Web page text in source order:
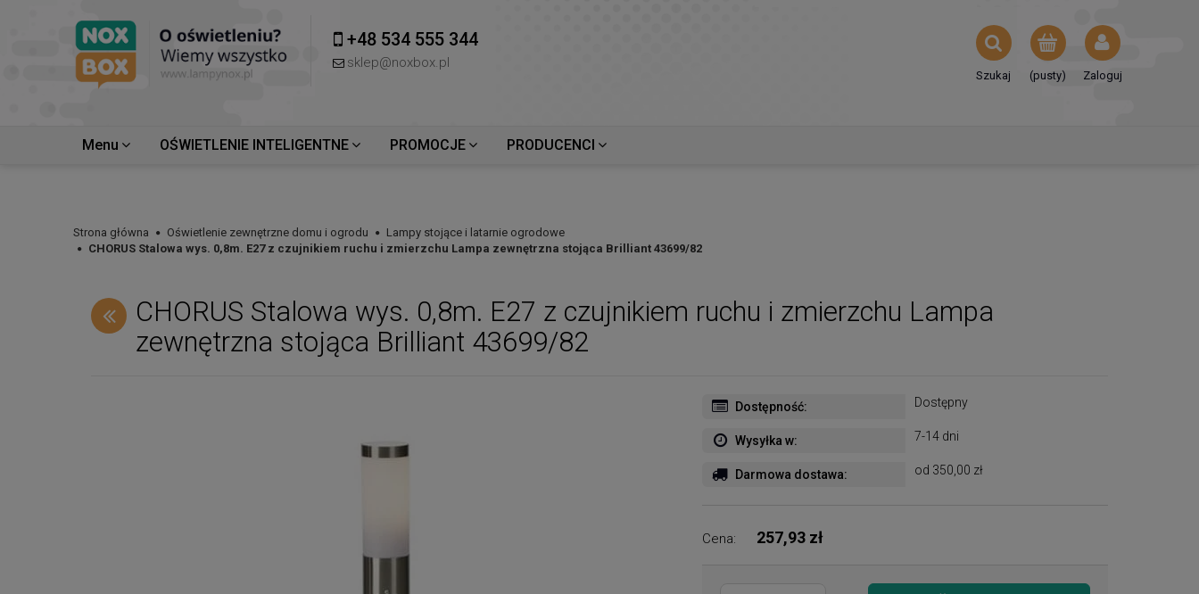
+48 534 555 344
sklep@noxbox.pl
(pusty) Zaloguj
Szukaj
Menu OŚWIETLENIE INTELIGENTNE PROMOCJE PRODUCENCI
Strona główna Oświetlenie zewnętrzne domu i ogrodu
Lampy stojące i latarnie ogrodowe
CHORUS Stalowa wys. 0,8m. E27 z czujnikiem ruchu i zmierzchu Lampa zewnętrzna stojąca Brilliant 43699/82
CHORUS Stalowa wys. 0,8m. E27 z czujnikiem ruchu i zmierzchu Lampa
zewnętrzna stojąca Brilliant 43699/82
Dostępność: Dostępny
Wysyłka w: 7-14 dni
Darmowa dostawa: od 350,00 zł
Cena: 257,93 zł